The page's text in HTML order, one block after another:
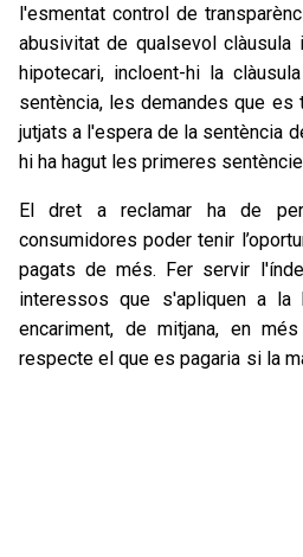
l'esmentat control de
abusivitat de qualsevol clàusula
hipotecari, incloent-hi la
sentència, les demandes que es
jutjats a l'espera de la sentència
hi ha hagut les primeres
El dret a reclamar ha de
consumidores poder tenir
pagats de més. Fer servir
interessos que s'apliquen a la
encariment, de mitjana, en
respecte el que es pagaria si la